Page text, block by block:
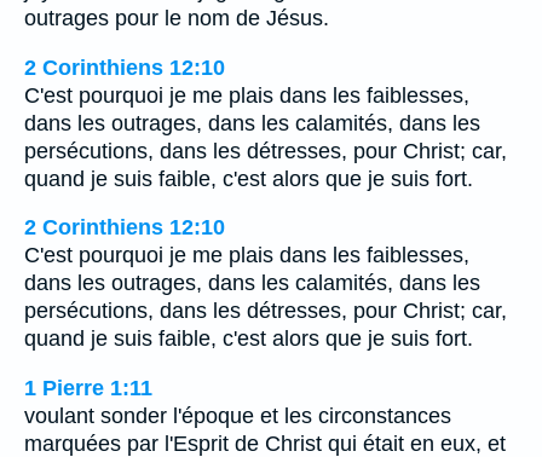
outrages pour le nom de Jésus.
2 Corinthiens 12:10
C'est pourquoi je me plais dans les faiblesses,
dans les outrages, dans les calamités, dans les
persécutions, dans les détresses, pour Christ; car,
quand je suis faible, c'est alors que je suis fort.
2 Corinthiens 12:10
C'est pourquoi je me plais dans les faiblesses,
dans les outrages, dans les calamités, dans les
persécutions, dans les détresses, pour Christ; car,
quand je suis faible, c'est alors que je suis fort.
1 Pierre 1:11
voulant sonder l'époque et les circonstances
marquées par l'Esprit de Christ qui était en eux, et